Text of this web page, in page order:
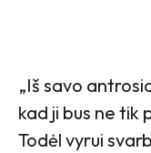
„Iš savo
kad ji bus ne tik
Todėl vyrui